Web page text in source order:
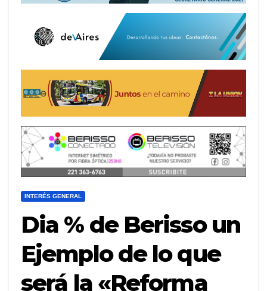
INTERÉS GENERAL
Dia % de Berisso un
Ejemplo de lo que
será la «Reforma